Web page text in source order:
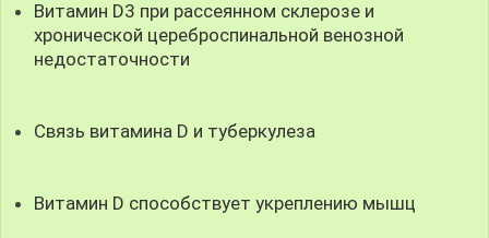
Витамин D3 при рассеянном склерозе и
хронической цереброспинальной венозной
недостаточности
Связь витамина D и туберкулеза
Витамин D способствует укреплению мышц